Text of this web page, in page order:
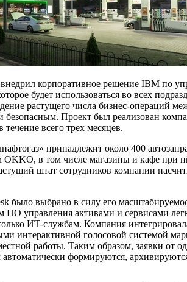
корпоративное решение IBM по
будет использоваться во всех
растущего числа бизнес-операций
безопасным. Проект был реализован
всего трех месяцев.
принадлежит около 400
OKKO, в том числе магазины и кафе при
штат сотрудников компании
было выбрано в силу его
ПО управления активами и сервисами
ИТ-службам. Компания
интерактивной голосовой системой
работы. Таким образом, заявки от
формируются,